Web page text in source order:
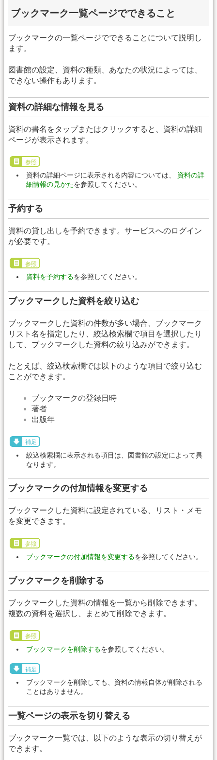
ブックマーク一覧ページでできること
ブックマークの一覧ページでできることについて説明し
ます。
図書館の設定、資料の種類、あなたの状況によっては、
できない操作もあります。
資料の詳細な情報を見る
資料の書名をタップまたはクリックすると、資料の詳細
ページが表示されます。
参照
資料の詳細ページに表示される内容については、 資料の詳
細情報の見かたを参照してください。
予約する
資料の貸し出しを予約できます。サービスへのログイン
が必要です。
参照
資料を予約するを参照してください。
ブックマークした資料を絞り込む
ブックマークした資料の件数が多い場合、ブックマーク
リスト名を指定したり、絞込検索欄で項目を選択したり
して、ブックマークした資料の絞り込みができます。
たとえば、絞込検索欄では以下のような項目で絞り込む
ことができます。
ブックマークの登録日時
著者
出版年
補足
絞込検索欄に表示される項目は、図書館の設定によって異
なります。
ブックマークの付加情報を変更する
ブックマークした資料に設定されている、リスト・メモ
を変更できます。
参照
ブックマークの付加情報を変更するを参照してください。
ブックマークを削除する
ブックマークした資料の情報を一覧から削除できます。
複数の資料を選択し、まとめて削除できます。
参照
ブックマークを削除するを参照してください。
補足
ブックマークを削除しても、資料の情報自体が削除される
ことはありません。
一覧ページの表示を切り替える
ブックマーク一覧では、以下のような表示の切り替えが
できます。